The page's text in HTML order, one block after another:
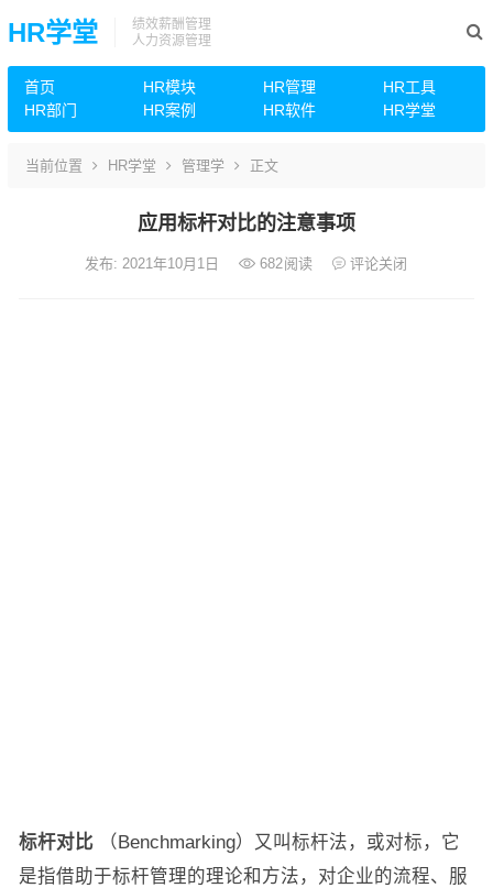
HR学堂
绩效薪酬管理
人力资源管理
首页 HR模块 HR管理
HR工具
HR部门
HR案例 HR软件 HR学堂
当前位置 HR学堂 管理学 正文
应用标杆对比的注意事项
发布: 2021年10月1日 682阅读 评论关闭
标杆对比
（Benchmarking）又叫标杆法，或对标，它
是指借助于标杆管理的理论和方法，对企业的流程、服